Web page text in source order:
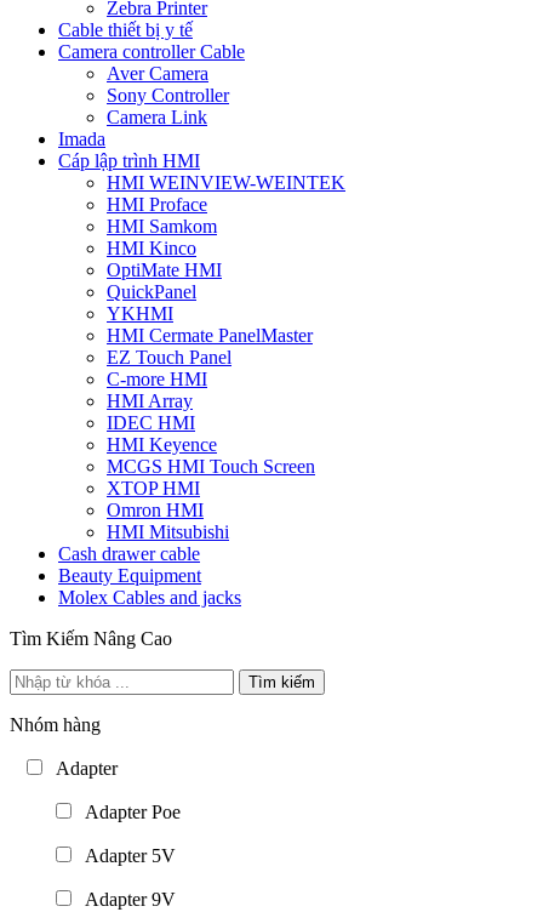
Zebra Printer
Cable thiết bị y tế
Camera controller Cable
Aver Camera
Sony Controller
Camera Link
Imada
Cáp lập trình HMI
HMI WEINVIEW-WEINTEK
HMI Proface
HMI Samkom
HMI Kinco
OptiMate HMI
QuickPanel
YKHMI
HMI Cermate PanelMaster
EZ Touch Panel
C-more HMI
HMI Array
IDEC HMI
HMI Keyence
MCGS HMI Touch Screen
XTOP HMI
Omron HMI
HMI Mitsubishi
Cash drawer cable
Beauty Equipment
Molex Cables and jacks
Tìm Kiếm Nâng Cao
Tìm kiếm
Nhóm hàng
Adapter
Adapter Poe
Adapter 5V
Adapter 9V